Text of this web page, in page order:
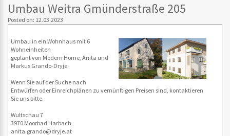
Umbau Weitra Gmünderstraße 205
Posted on: 12.03.2023
Umbau in ein Wohnhaus mit 6
Wohneinheiten
geplant von Modern Home, Anita und
Markus Grando-Dryje.
Wenn Sie auf der Suche nach
Entwürfen oder Einreichplänen zu vernünftigen Preisen sind, kontaktieren
Sie uns bitte.
Wultschau 7
3970 Moorbad Harbach
anita.grando@dryje.at